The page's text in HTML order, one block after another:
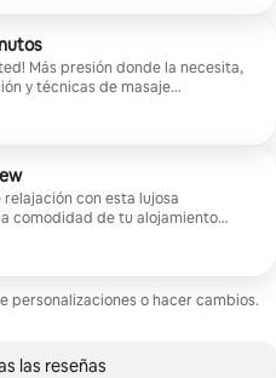
Más presión donde la necesita,
y técnicas de masaje
con esta lujosa
comodidad de tu alojamiento
y realzado con piedras
una sesión de reflexología de
pies profundamente relajante y
los pies, mientras una
con una sensación de frescura.
personalizaciones o hacer cambios.
la base de 15 reseñas
las reseñas